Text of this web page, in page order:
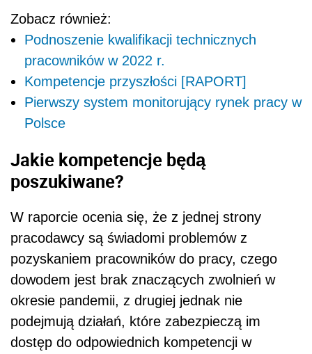
Zobacz również:
Podnoszenie kwalifikacji technicznych
pracowników w 2022 r.
Kompetencje przyszłości [RAPORT]
Pierwszy system monitorujący rynek pracy w
Polsce
Jakie kompetencje będą
poszukiwane?
W raporcie ocenia się, że z jednej strony
pracodawcy są świadomi problemów z
pozyskaniem pracowników do pracy, czego
dowodem jest brak znaczących zwolnień w
okresie pandemii, z drugiej jednak nie
podejmują działań, które zabezpieczą im
dostęp do odpowiednich kompetencji w